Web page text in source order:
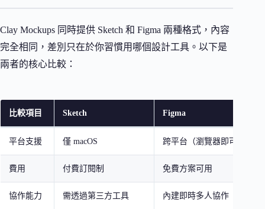
Clay Mockups 同時提供 Sketch 和 Figma 兩種格式，內容
完全相同，差別只在於你習慣用哪個設計工具。以下是
兩者的核心比較：
比較項目 Sketch Figma
平台支援 僅 macOS 跨平台（瀏覽器即可）
費用 付費訂閱制 免費方案可用
協作能力 需透過第三方工具 內建即時多人協作